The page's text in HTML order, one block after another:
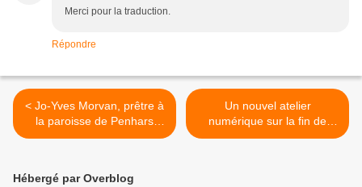
Merci pour la traduction.
Répondre
< Jo-Yves Morvan, prêtre à
la paroisse de Penhars
nous a quittés
Un nouvel atelier
numérique sur la fin de
Windows 10 >
Hébergé par Overblog